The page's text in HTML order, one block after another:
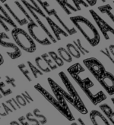
Freitas – 3.780 – Colônia
9h às 17h